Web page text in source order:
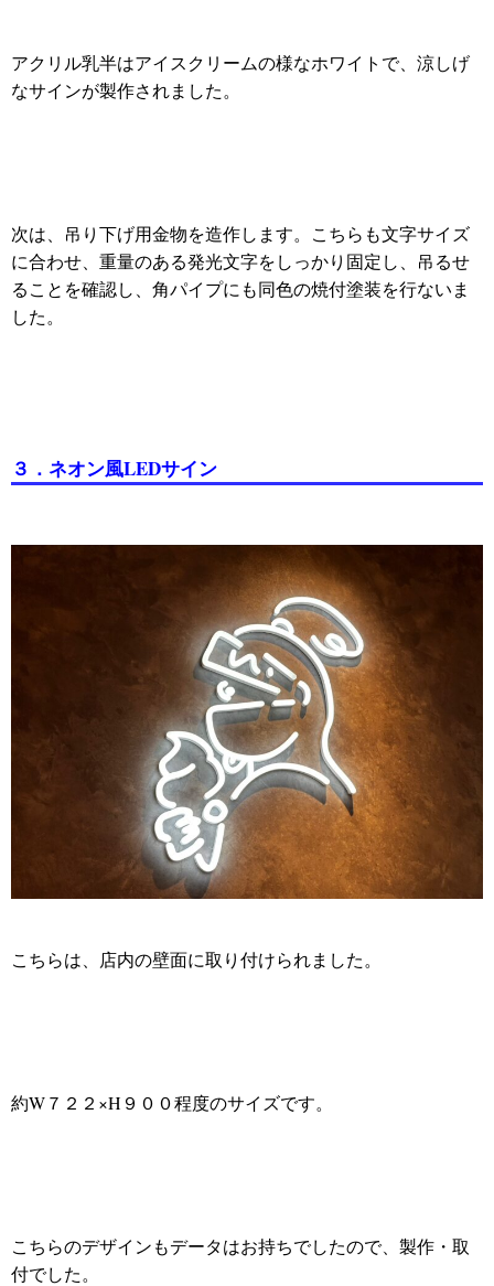
アクリル乳半はアイスクリームの様なホワイトで、涼しげ
なサインが製作されました。
次は、吊り下げ用金物を造作します。こちらも文字サイズ
に合わせ、重量のある発光文字をしっかり固定し、吊るせ
ることを確認し、角パイプにも同色の焼付塗装を行ないま
した。
３．ネオン風LEDサイン
こちらは、店内の壁面に取り付けられました。
約W７２２×H９００程度のサイズです。
こちらのデザインもデータはお持ちでしたので、製作・取
付でした。